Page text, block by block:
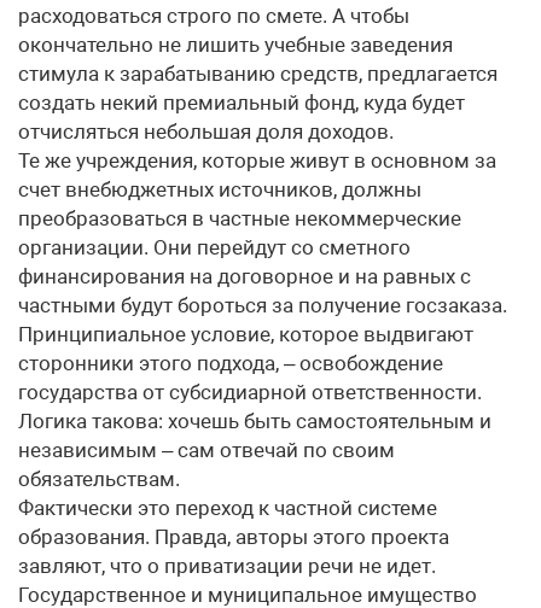
расходоваться строго по смете. А чтобы
окончательно не лишить учебные заведения
стимула к зарабатыванию средств, предлагается
создать некий премиальный фонд, куда будет
отчисляться небольшая доля доходов.
Те же учреждения, которые живут в основном за
счет внебюджетных источников, должны
преобразоваться в частные некоммерческие
организации. Они перейдут со сметного
финансирования на договорное и на равных с
частными будут бороться за получение госзаказа.
Принципиальное условие, которое выдвигают
сторонники этого подхода, – освобождение
государства от субсидиарной ответственности.
Логика такова: хочешь быть самостоятельным и
независимым – сам отвечай по своим
обязательствам.
Фактически это переход к частной системе
образования. Правда, авторы этого проекта
завляют, что о приватизации речи не идет.
Государственное и муниципальное имущество